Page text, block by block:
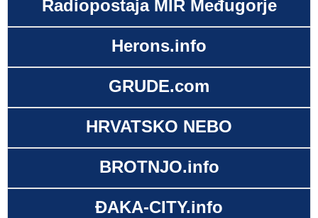
Radiopostaja MIR Međugorje
Herons.info
GRUDE.com
HRVATSKO NEBO
BROTNJO.info
ĐAKA-CITY.info